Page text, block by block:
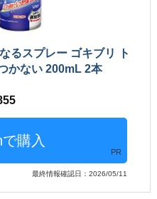
るスプレー ゴキブリ ト
かない 200mL 2本
PR
最終情報確認日：2026/05/11